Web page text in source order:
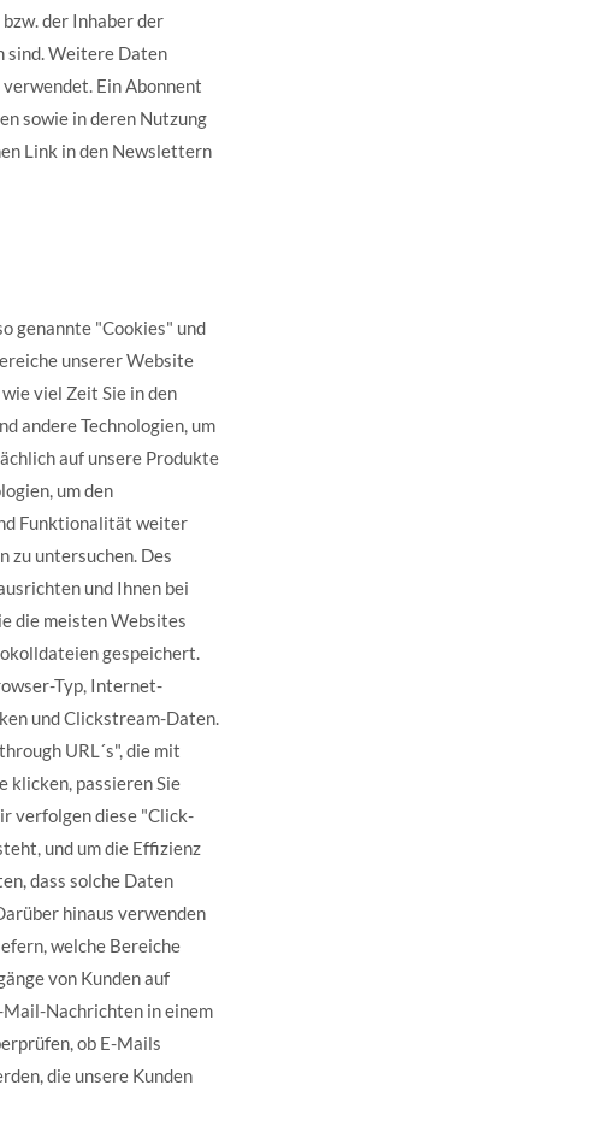
der Inhaber der
sind. Weitere Daten
Ein Abonnent
sowie in deren Nutzung
Link in den Newslettern
genannte "Cookies" und
unserer Website
viel Zeit Sie in den
andere Technologien, um
auf unsere Produkte
um den
Funktionalität weiter
zu untersuchen. Des
und Ihnen bei
die meisten Websites
gespeichert.
Typ, Internet-
und Clickstream-Daten.
URL´s", die mit
klicken, passieren Sie
verfolgen diese "Click-
und um die Effizienz
dass solche Daten
hinaus verwenden
welche Bereiche
von Kunden auf
Mail-Nachrichten in einem
ob E-Mails
die unsere Kunden